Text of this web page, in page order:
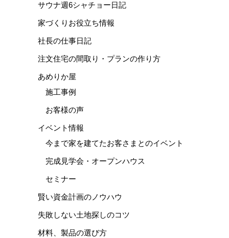
サウナ週6シャチョー日記
家づくりお役立ち情報
社長の仕事日記
注文住宅の間取り・プランの作り方
あめりか屋
施工事例
お客様の声
イベント情報
今まで家を建てたお客さまとのイベント
完成見学会・オープンハウス
セミナー
賢い資金計画のノウハウ
失敗しない土地探しのコツ
材料、製品の選び方